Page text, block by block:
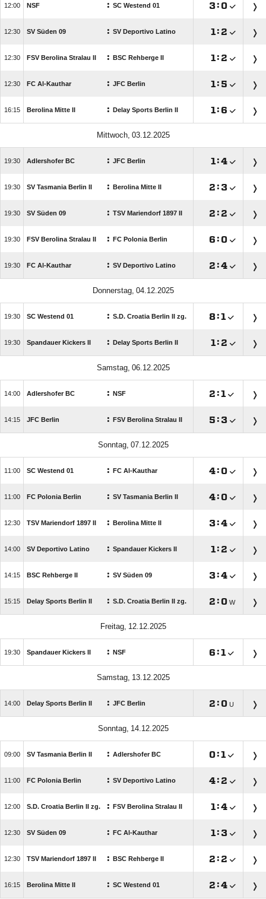
 NSF : SC Westend 01 : 
 SV Süden 09 : SV Deportivo Latino  : 
 FSV Berolina Stralau II : BSC Rehberge II  : 
 FC Al-Kauthar : JFC Berlin  : 
 Berolina Mitte II : Delay Sports Berlin II  : 
 
 Adlershofer BC : JFC Berlin  :
 SV Tasmania Berlin II : Berolina Mitte II  : 
 SV Süden 09 : TSV Mariendorf 1897 II  : 
 FSV Berolina Stralau II : FC Polonia Berlin  : 
 FC Al-Kauthar : SV Deportivo Latino  :
 
 SC Westend 01 : S.D. Croatia Berlin II zg. :
 Spandauer Kickers II : Delay Sports Berlin II  : 
 
 Adlershofer BC : NSF  :
 JFC Berlin : FSV Berolina Stralau II  : 
 
 SC Westend 01 : FC Al-Kauthar : 
 FC Polonia Berlin : SV Tasmania Berlin II : 
 TSV Mariendorf 1897 II : Berolina Mitte II :
 SV Deportivo Latino : Spandauer Kickers II  : 
 BSC Rehberge II : SV Süden 09 :
 Delay Sports Berlin II : S.D. Croatia Berlin II zg.  : W
 
 Spandauer Kickers II : NSF  :
 
 Delay Sports Berlin II : JFC Berlin  : U
 
 SV Tasmania Berlin II : Adlershofer BC :
 FC Polonia Berlin : SV Deportivo Latino : 
 S.D. Croatia Berlin II zg. : FSV Berolina Stralau II  :
 SV Süden 09 : FC Al-Kauthar  : 
 TSV Mariendorf 1897 II : BSC Rehberge II  : 
 Berolina Mitte II : SC Westend 01  :